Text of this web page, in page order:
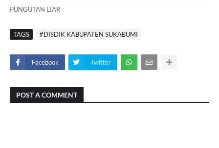
PUNGUTAN LIAR
TAGS #DISDIK KABUPATEN SUKABUMI
Facebook Twitter
POST A COMMENT